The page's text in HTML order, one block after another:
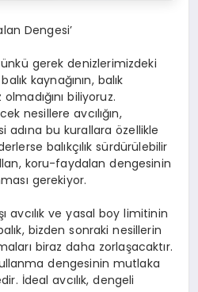
Dengesi’
gerek denizlerimizdeki
kaynağının, balık
biliyoruz.
nesillere avcılığın,
adına bu kurallara özellikle
balıkçılık sürdürülebilir
koru-faydalan dengesinin
gerekiyor.
avcılık ve yasal boy limitinin
bizden sonraki nesillerin
biraz daha zorlaşacaktır.
dengesinin mutlaka
İdeal avcılık, dengeli